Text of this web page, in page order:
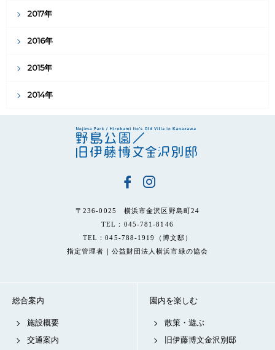
2017年
2016年
2015年
2014年
〒236-0025 横浜市金沢区野島町24
TEL：045-781-8146
TEL：045-788-1919（博文邸）
指定管理者｜公益財団法人横浜市緑の協会
総合案内
施設概要
交通案内
園内を楽しむ
散策・遊ぶ
旧伊藤博文金沢別邸